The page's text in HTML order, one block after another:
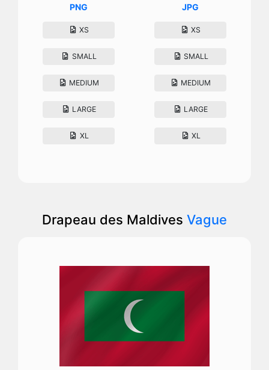
PNG
XS
SMALL
MEDIUM
LARGE
XL
JPG
XS
SMALL
MEDIUM
LARGE
XL
Drapeau des Maldives Vague